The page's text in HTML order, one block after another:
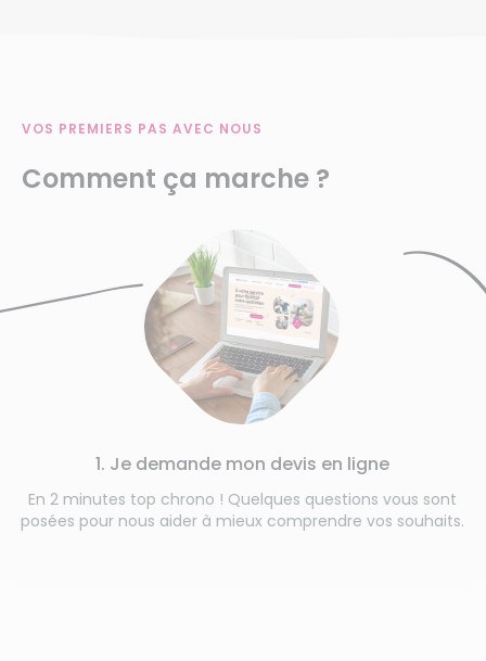
VOS PREMIERS PAS AVEC NOUS
Comment ça marche ?
En 2 minutes top chrono ! Quelques questions vous sont
posées pour nous aider à mieux comprendre vos souhaits.
1. Je demande mon devis en ligne